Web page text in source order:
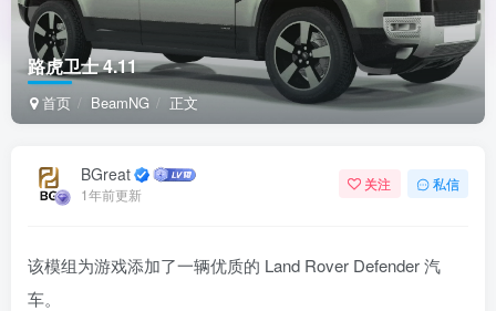
路虎卫士 4.11
首页 BeamNG 正文
BGreat
1年前更新
关注 私信
该模组为游戏添加了一辆优质的 Land Rover Defender 汽
车。